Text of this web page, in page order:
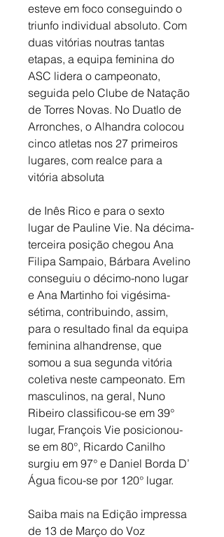
esteve em foco conseguindo o
triunfo individual absoluto. Com
duas vitórias noutras tantas
etapas, a equipa feminina do
ASC lidera o campeonato,
seguida pelo Clube de Natação
de Torres Novas. No Duatlo de
Arronches, o Alhandra colocou
cinco atletas nos 27 primeiros
lugares, com realce para a
vitória absoluta
de Inês Rico e para o sexto
lugar de Pauline Vie. Na décima-
terceira posição chegou Ana
Filipa Sampaio, Bárbara Avelino
conseguiu o décimo-nono lugar
e Ana Martinho foi vigésima-
sétima, contribuindo, assim,
para o resultado final da equipa
feminina alhandrense, que
somou a sua segunda vitória
coletiva neste campeonato. Em
masculinos, na geral, Nuno
Ribeiro classificou-se em 39°
lugar, François Vie posicionou-
se em 80°, Ricardo Canilho
surgiu em 97° e Daniel Borda D’
Água ficou-se por 120° lugar.
Saiba mais na Edição impressa
de 13 de Março do Voz